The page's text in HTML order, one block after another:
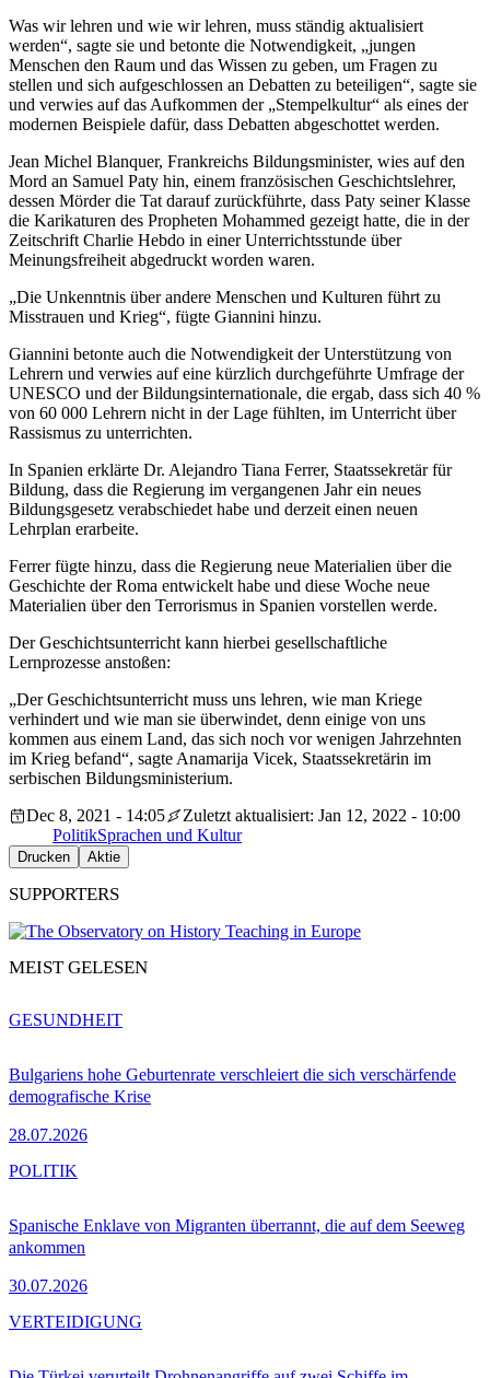
Was wir lehren und wie wir lehren, muss ständig aktualisiert
werden“, sagte sie und betonte die Notwendigkeit, „jungen
Menschen den Raum und das Wissen zu geben, um Fragen zu
stellen und sich aufgeschlossen an Debatten zu beteiligen“, sagte sie
und verwies auf das Aufkommen der „Stempelkultur“ als eines der
modernen Beispiele dafür, dass Debatten abgeschottet werden.
Jean Michel Blanquer, Frankreichs Bildungsminister, wies auf den
Mord an Samuel Paty hin, einem französischen Geschichtslehrer,
dessen Mörder die Tat darauf zurückführte, dass Paty seiner Klasse
die Karikaturen des Propheten Mohammed gezeigt hatte, die in der
Zeitschrift Charlie Hebdo in einer Unterrichtsstunde über
Meinungsfreiheit abgedruckt worden waren.
„Die Unkenntnis über andere Menschen und Kulturen führt zu
Misstrauen und Krieg“, fügte Giannini hinzu.
Giannini betonte auch die Notwendigkeit der Unterstützung von
Lehrern und verwies auf eine kürzlich durchgeführte Umfrage der
UNESCO und der Bildungsinternationale, die ergab, dass sich 40 %
von 60 000 Lehrern nicht in der Lage fühlten, im Unterricht über
Rassismus zu unterrichten.
In Spanien erklärte Dr. Alejandro Tiana Ferrer, Staatssekretär für
Bildung, dass die Regierung im vergangenen Jahr ein neues
Bildungsgesetz verabschiedet habe und derzeit einen neuen
Lehrplan erarbeite.
Ferrer fügte hinzu, dass die Regierung neue Materialien über die
Geschichte der Roma entwickelt habe und diese Woche neue
Materialien über den Terrorismus in Spanien vorstellen werde.
Der Geschichtsunterricht kann hierbei gesellschaftliche
Lernprozesse anstoßen:
„Der Geschichtsunterricht muss uns lehren, wie man Kriege
verhindert und wie man sie überwindet, denn einige von uns
kommen aus einem Land, das sich noch vor wenigen Jahrzehnten
im Krieg befand“, sagte Anamarija Vicek, Staatssekretärin im
serbischen Bildungsministerium.
Dec 8, 2021 - 14:05
Zuletzt aktualisiert: Jan 12, 2022 - 10:00
PolitikSprachen und Kultur
Drucken Aktie
SUPPORTERS
MEIST GELESEN
Bulgariens hohe Geburtenrate verschleiert die sich verschärfende
demografische Krise
28.07.2026
GESUNDHEIT
Spanische Enklave von Migranten überrannt, die auf dem Seeweg
ankommen
30.07.2026
POLITIK
VERTEIDIGUNG